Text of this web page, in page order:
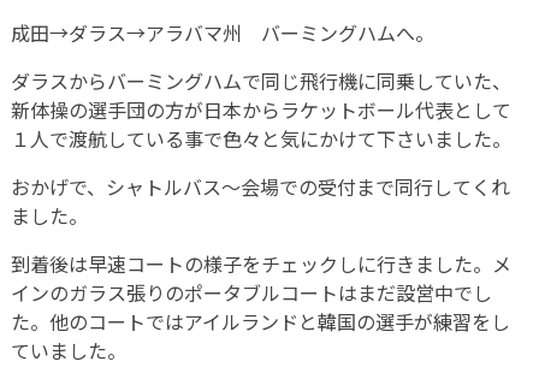
成田→ダラス→アラバマ州 バーミングハムへ。
ダラスからバーミングハムで同じ飛行機に同乗していた、
新体操の選手団の方が日本からラケットボール代表として
１人で渡航している事で色々と気にかけて下さいました。
おかげで、シャトルバス〜会場での受付まで同行してくれ
ました。
到着後は早速コートの様子をチェックしに行きました。メ
インのガラス張りのポータブルコートはまだ設営中でし
た。他のコートではアイルランドと韓国の選手が練習をし
ていました。